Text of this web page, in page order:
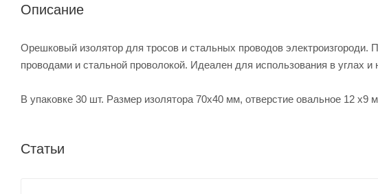
Описание
Орешковый изолятор для тросов и стальных проводов
проводами и стальной проволокой. Идеален для использования в углах и
В упаковке 30 шт. Размер изолятора 70х40 мм, отверстие овальное 12 х9
Статьи